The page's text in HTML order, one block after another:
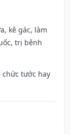
kê gác, làm
trị bệnh
chức tước hay